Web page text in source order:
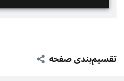
تقسیم‌بندی صفحه